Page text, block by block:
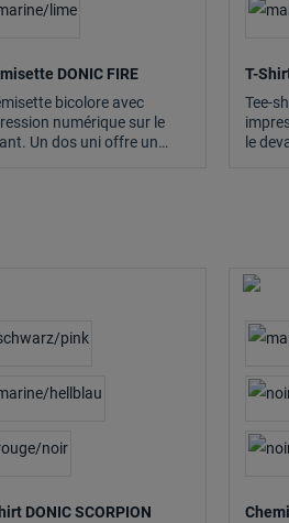
DONIC FIRE
bicolore avec
numérique sur le
Un dos uni offre un
T-
Tee-
le
DONIC SCORPION